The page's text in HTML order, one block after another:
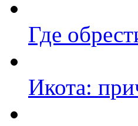
Где
Икота: